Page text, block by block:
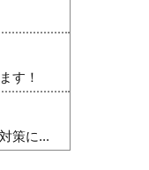
す！
策に...